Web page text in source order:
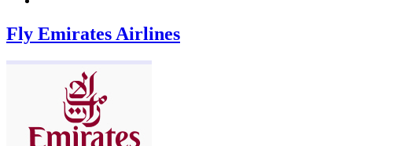
Fly Emirates Airlines